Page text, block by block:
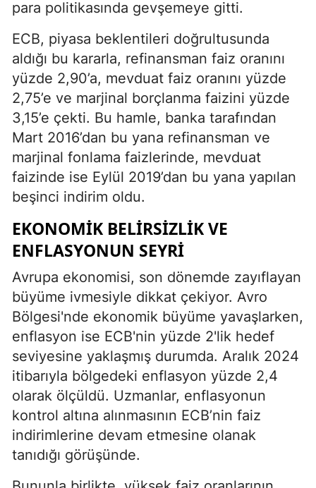
para politikasında gevşemeye gitti.
ECB, piyasa beklentileri doğrultusunda
aldığı bu kararla, refinansman faiz oranını
yüzde 2,90’a, mevduat faiz oranını yüzde
2,75’e ve marjinal borçlanma faizini yüzde
3,15’e çekti. Bu hamle, banka tarafından
Mart 2016’dan bu yana refinansman ve
marjinal fonlama faizlerinde, mevduat
faizinde ise Eylül 2019’dan bu yana yapılan
beşinci indirim oldu.
EKONOMIK BELIRSIZLIK VE
ENFLASYONUN SEYRI
Avrupa ekonomisi, son dönemde zayıflayan
büyüme ivmesiyle dikkat çekiyor. Avro
Bölgesi'nde ekonomik büyüme yavaşlarken,
enflasyon ise ECB'nin yüzde 2'lik hedef
seviyesine yaklaşmış durumda. Aralık 2024
itibarıyla bölgedeki enflasyon yüzde 2,4
olarak ölçüldü. Uzmanlar, enflasyonun
kontrol altına alınmasının ECB’nin faiz
indirimlerine devam etmesine olanak
tanıdığı görüşünde.